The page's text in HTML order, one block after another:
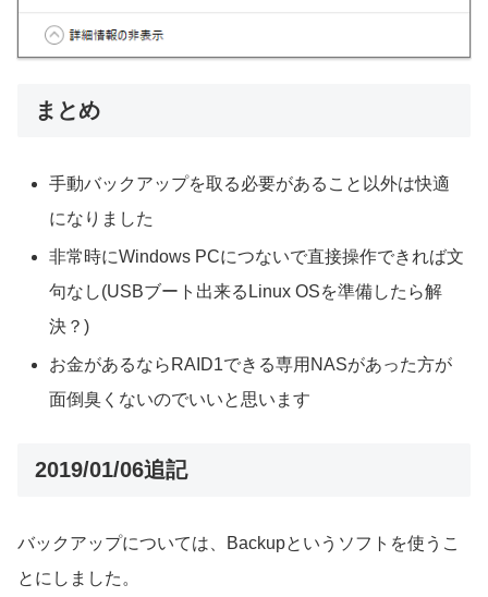
まとめ
手動バックアップを取る必要があること以外は快適
になりました
非常時にWindows PCにつないで直接操作できれば文
句なし(USBブート出来るLinux OSを準備したら解
決？)
お金があるならRAID1できる専用NASがあった方が
面倒臭くないのでいいと思います
2019/01/06追記
バックアップについては、Backupというソフトを使うこ
とにしました。